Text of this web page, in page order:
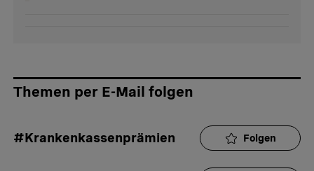
Themen per E-Mail folgen
#Krankenkassenprämien Folgen